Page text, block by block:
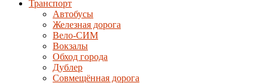
Транспорт
Автобусы
Железная дорога
Вело-СИМ
Вокзалы
Обход города
Дублер
Совмещённая дорога